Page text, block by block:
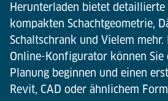
Herunterladen bietet
kompakten Schachtgeometrie,
Schaltschrank und Vielem
Online-Konfigurator können
Planung beginnen und einen
Revit, CAD oder ähnlichem